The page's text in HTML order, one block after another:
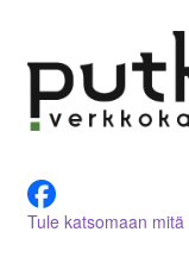
navigointiin
sisältöön
Tietoja meistä
Tule katsomaan